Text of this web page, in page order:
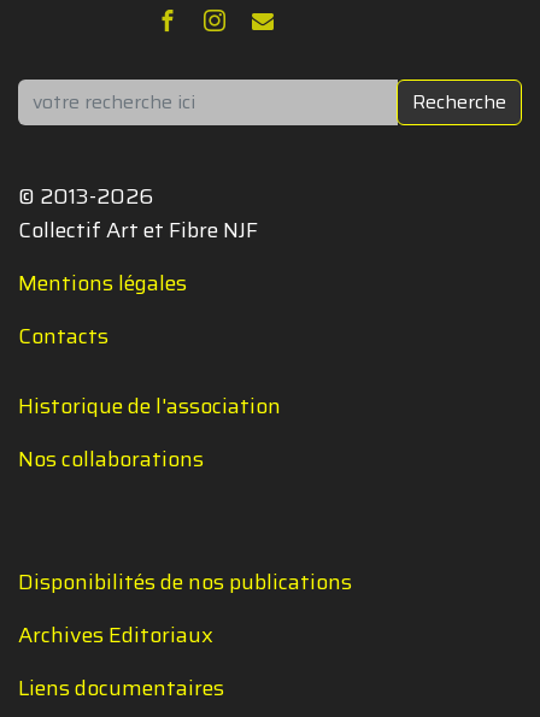
Rechercher Recherche
© 2013-2026
Collectif Art et Fibre NJF
Mentions légales
Contacts
Historique de l'association
Nos collaborations
Disponibilités de nos publications
Archives Editoriaux
Liens documentaires